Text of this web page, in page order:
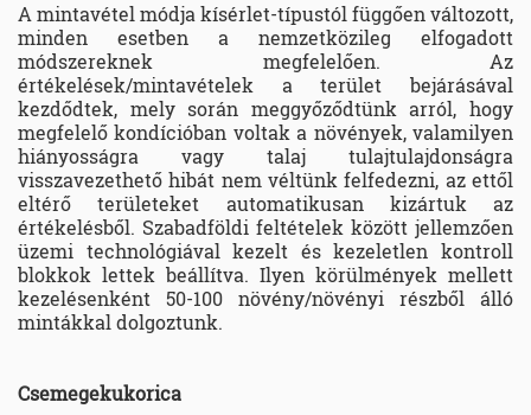
A mintavétel módja kísérlet-típustól függően változott,
minden esetben a nemzetközileg elfogadott
módszereknek megfelelően. Az
értékelések/mintavételek a terület bejárásával
kezdődtek, mely során meggyőződtünk arról, hogy
megfelelő kondícióban voltak a növények, valamilyen
hiányosságra vagy talaj tulajtulajdonságra
visszavezethető hibát nem véltünk felfedezni, az ettől
eltérő területeket automatikusan kizártuk az
értékelésből. Szabadföldi feltételek között jellemzően
üzemi technológiával kezelt és kezeletlen kontroll
blokkok lettek beállítva. Ilyen körülmények mellett
kezelésenként 50-100 növény/növényi részből álló
mintákkal dolgoztunk.
Csemegekukorica